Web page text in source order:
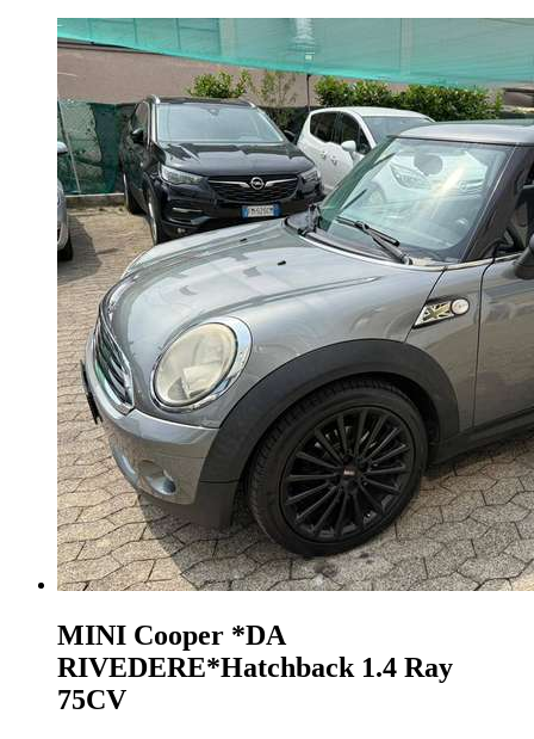
MINI Cooper *DA
RIVEDERE*Hatchback 1.4 Ray
75CV